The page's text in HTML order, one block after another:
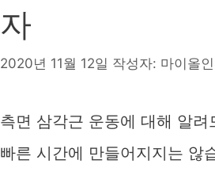
자
2020년 11월 12일 작성자: 마이올
측면 삼각근 운동에 대해 알
빠른 시간에 만들어지지는 않